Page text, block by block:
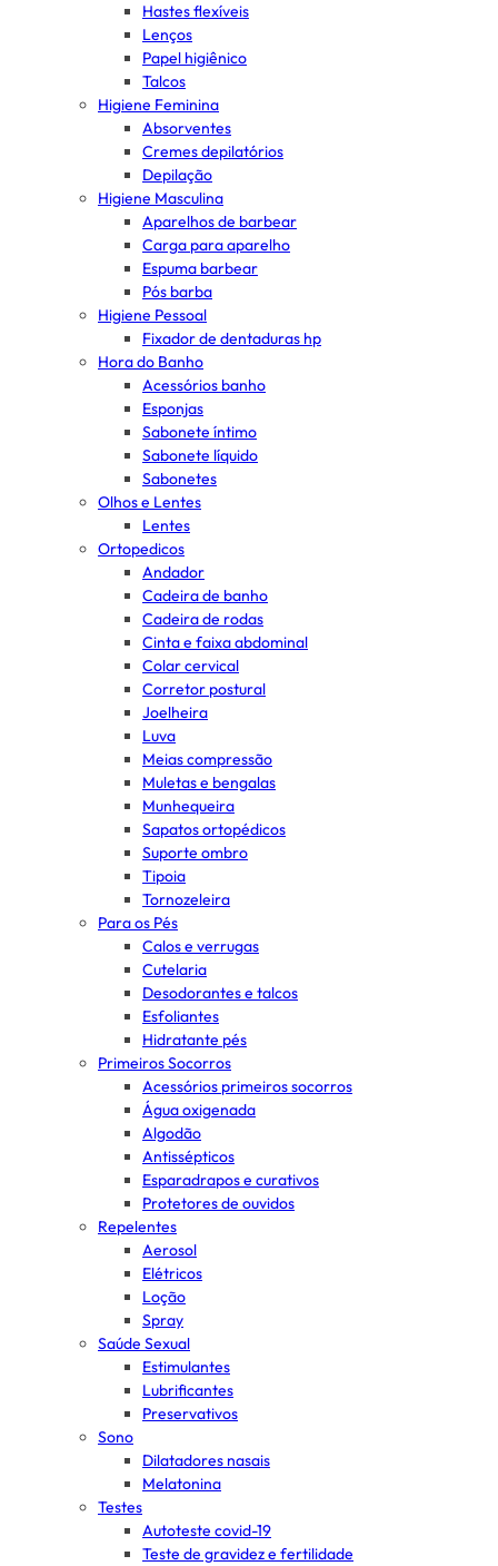
Hastes flexíveis
Lenços
Papel higiênico
Talcos
Higiene Feminina
Absorventes
Cremes depilatórios
Depilação
Higiene Masculina
Aparelhos de barbear
Carga para aparelho
Espuma barbear
Pós barba
Higiene Pessoal
Fixador de dentaduras hp
Hora do Banho
Acessórios banho
Esponjas
Sabonete íntimo
Sabonete líquido
Sabonetes
Olhos e Lentes
Lentes
Ortopedicos
Andador
Cadeira de banho
Cadeira de rodas
Cinta e faixa abdominal
Colar cervical
Corretor postural
Joelheira
Luva
Meias compressão
Muletas e bengalas
Munhequeira
Sapatos ortopédicos
Suporte ombro
Tipoia
Tornozeleira
Para os Pés
Calos e verrugas
Cutelaria
Desodorantes e talcos
Esfoliantes
Hidratante pés
Primeiros Socorros
Acessórios primeiros socorros
Água oxigenada
Algodão
Antissépticos
Esparadrapos e curativos
Protetores de ouvidos
Repelentes
Aerosol
Elétricos
Loção
Spray
Saúde Sexual
Estimulantes
Lubrificantes
Preservativos
Sono
Dilatadores nasais
Melatonina
Testes
Autoteste covid-19
Teste de gravidez e fertilidade